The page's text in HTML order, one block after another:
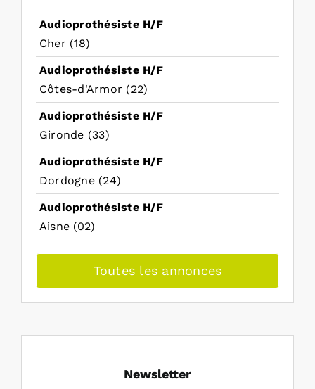
Audioprothésiste H/F
Cher (18)
Audioprothésiste H/F
Côtes-d'Armor (22)
Audioprothésiste H/F
Gironde (33)
Audioprothésiste H/F
Dordogne (24)
Audioprothésiste H/F
Aisne (02)
Toutes les annonces
Newsletter